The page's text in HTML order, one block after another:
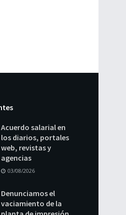
Acuerdo salarial en
los diarios, portales
web, revistas y
agencias
03/08/2026
Denunciamos el
vaciamiento de la